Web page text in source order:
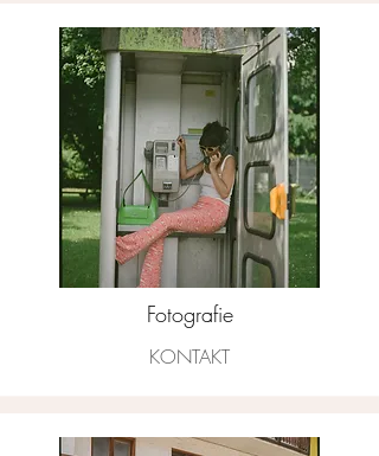
Fotografie
KONTAKT